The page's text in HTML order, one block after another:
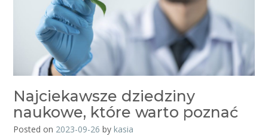
Najciekawsze dziedziny
naukowe, które warto poznać
Posted on 2023-09-26 by kasia